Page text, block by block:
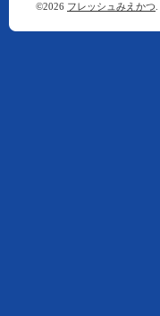
©2026 フレッシュみえかつ